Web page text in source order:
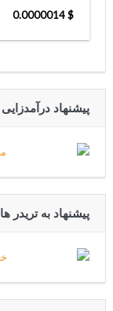
$ 0.0000014
پیشنهاد درآمدزایی
پیشنهاد به تریدر ها